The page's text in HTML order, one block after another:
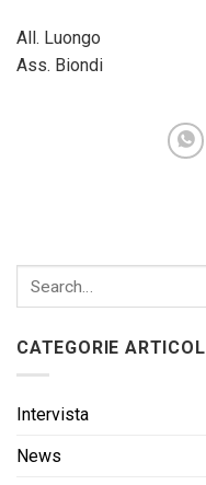
All. Luongo
Ass. Biondi
CATEGORIE ARTICOLI
Intervista
News